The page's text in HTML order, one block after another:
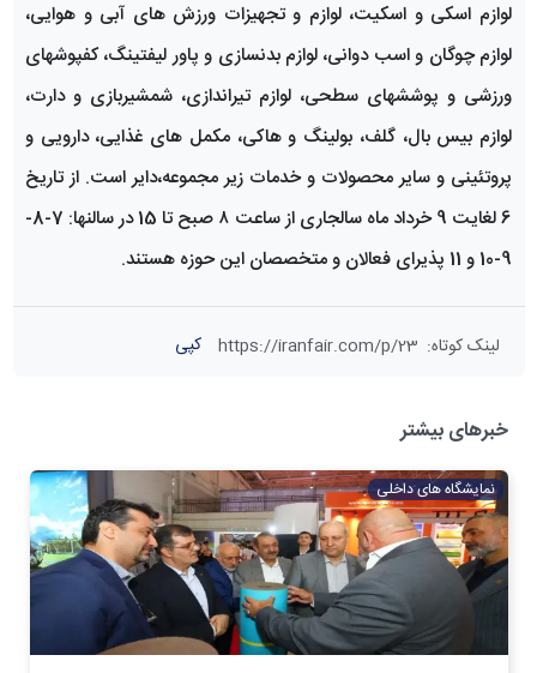
لوازم اسکی و اسکیت، لوازم و تجهیزات ورزش های آبی و هوایی،
لوازم چوگان و اسب دوانی، لوازم بدنسازی و پاور لیفتینگ، کفپوشهای
ورزشی و پوششهای سطحی، لوازم تیراندازی، شمشیربازی و دارت،
لوازم بیس بال، گلف، بولینگ و هاکی، مکمل های غذایی، دارویی و
پروتئینی و سایر محصولات و خدمات زیر مجموعه،دایر است. از تاریخ
6 لغایت 9 خرداد ماه سالجاری از ساعت ۸ صبح تا 15 در سالنها: 7-8-
9-10 و 11 پذیرای فعالان و متخصصان این حوزه هستند.
لینک کوتاه:
https://iranfair.com/p/23 کپی
خبرهای بیشتر
نمایشگاه های داخلی